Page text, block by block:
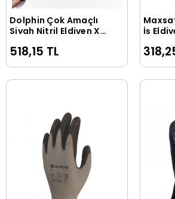
Sepete Ekle
Dolphin Çok Amaçlı
Siyah Nitril Eldiven Xl
518,15 TL
İş